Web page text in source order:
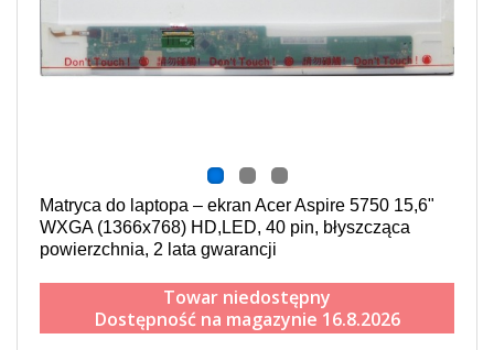
Matryca do laptopa – ekran Acer Aspire 5750 15,6"
WXGA (1366x768) HD,LED, 40 pin, błyszcząca
powierzchnia, 2 lata gwarancji
Towar niedostępny
Dostępność na magazynie 16.8.2026